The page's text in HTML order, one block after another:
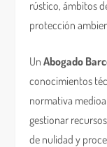
rústico, ámbitos
protección
UnAbogado
conocimientos
normativa
gestionar
de nulidad y